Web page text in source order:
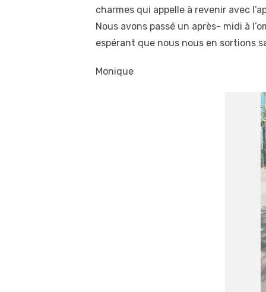
charmes qui appelle à revenir avec
Nous avons passé un après- midi à
espérant que nous nous en sortions
Monique